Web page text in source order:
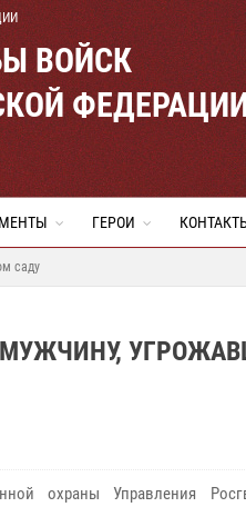
ВОЙСК
ГЕРОИ
саду
охраны Управления